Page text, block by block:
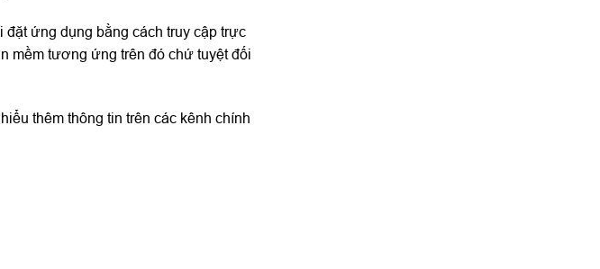
ứng dụng bằng cách truy cập trực
mềm tương ứng trên đó chứ tuyệt đối
thêm thông tin trên các kênh chính